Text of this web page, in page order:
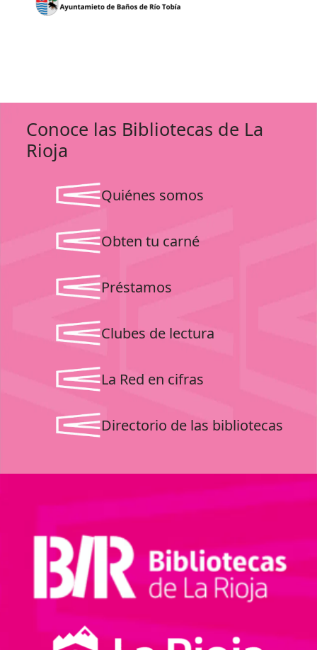
Conoce las Bibliotecas de La
Rioja
Quiénes somos
Obten tu carné
Préstamos
Clubes de lectura
La Red en cifras
Directorio de las bibliotecas